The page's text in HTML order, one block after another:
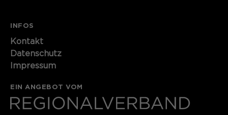
INFOS
Kontakt​​​​​
Datenschutz
Impressum
EIN ANGEBOT VOM